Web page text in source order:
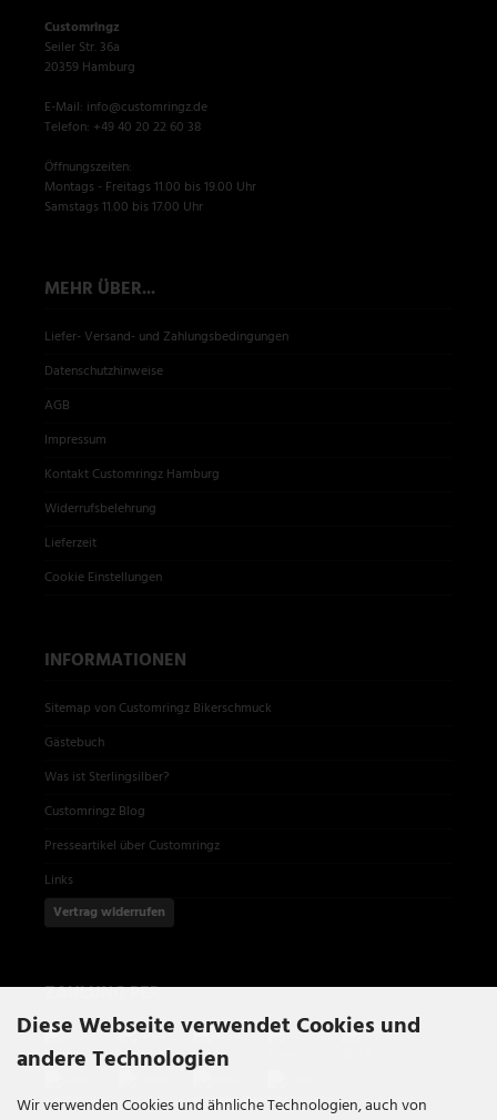
Customringz
Seiler Str. 36a
20359 Hamburg
E-Mail: info@customringz.de
Telefon: +49 40 20 22 60 38
Öffnungszeiten:
Montags - Freitags 11.00 bis 19.00 Uhr
Samstags 11.00 bis 17.00 Uhr
MEHR ÜBER...
Liefer- Versand- und Zahlungsbedingungen
Datenschutzhinweise
AGB
Impressum
Kontakt Customringz Hamburg
Widerrufsbelehrung
Lieferzeit
Cookie Einstellungen
INFORMATIONEN
Sitemap von Customringz Bikerschmuck
Gästebuch
Was ist Sterlingsilber?
Customringz Blog
Presseartikel über Customringz
Links
Vertrag widerrufen
ZAHLUNG PER
Diese Webseite verwendet Cookies und
andere Technologien
Wir verwenden Cookies und ähnliche Technologien, auch von